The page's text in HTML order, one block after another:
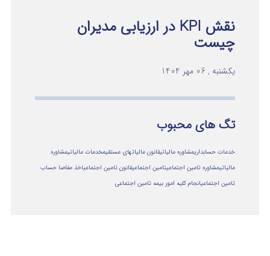
نقش KPI در ارزیابی مدیران
چیست
یکشنبه , 06 مهر 1404
تگ های محبوب
خدمات حسابداریمشاوره مالیاتیقانون مالیاتهای مستقیمخدمات مالیاتیمشاوره
مالياتيمشاوره تامین اجتماعیتامین اجتماعیقانون تامین اجتماعیاخذ مفاصا حساب
تامین اجتماعیانجام کلیه امور بیمه تامین اجتماعی